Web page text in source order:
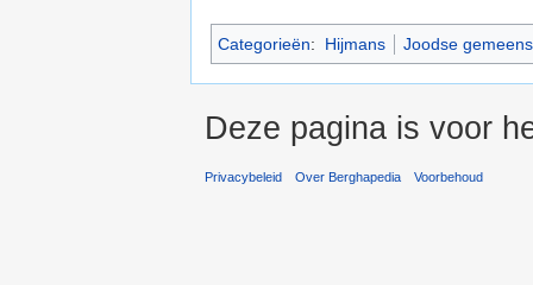
Categorieën: Hijmans Joodse
Deze pagina is voor
Privacybeleid Over Berghapedia Voorbehoud